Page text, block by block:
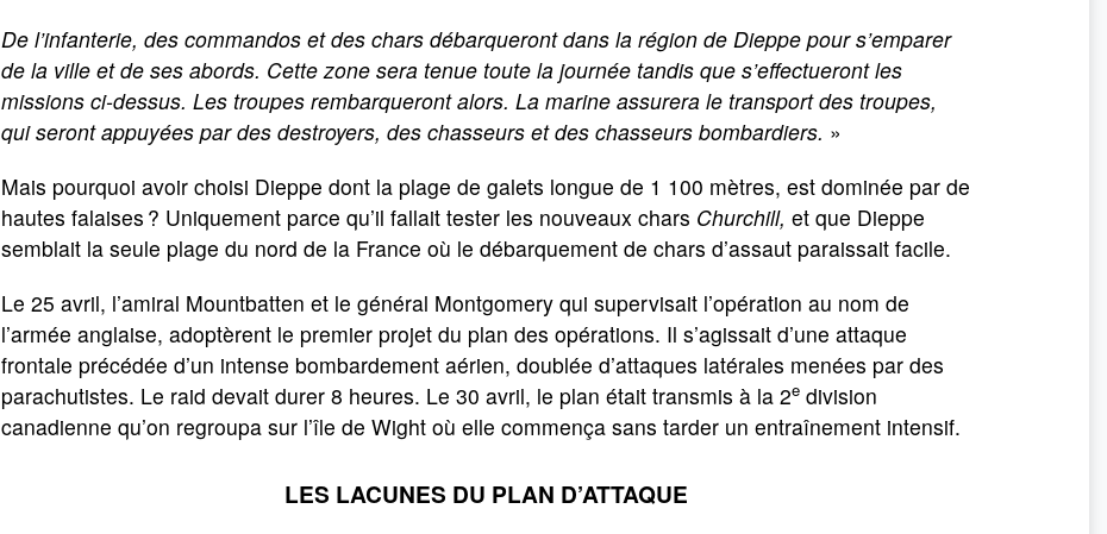
De l’infanterie, des commandos et des chars débarqueront dans la région de Dieppe pour s’emparer
de la ville et de ses abords. Cette zone sera tenue toute la journée tandis que s’effectueront les
missions ci-dessus. Les troupes rembarqueront alors. La marine assurera le transport des troupes,
qui seront appuyées par des destroyers, des chasseurs et des chasseurs bombardiers. »
Mais pourquoi avoir choisi Dieppe dont la plage de galets longue de 1 100 mètres, est dominée par de
hautes falaises ? Uniquement parce qu’il fallait tester les nouveaux chars Churchill, et que Dieppe
semblait la seule plage du nord de la France où le débarquement de chars d’assaut paraissait facile.
Le 25 avril, l’amiral Mountbatten et le général Montgomery qui supervisait l’opération au nom de
l’armée anglaise, adoptèrent le premier projet du plan des opérations. Il s’agissait d’une attaque
frontale précédée d’un intense bombardement aérien, doublée d’attaques latérales menées par des
parachutistes. Le raid devait durer 8 heures. Le 30 avril, le plan était transmis à la 2e division
canadienne qu’on regroupa sur l’île de Wight où elle commença sans tarder un entraînement intensif.
LES LACUNES DU PLAN D’ATTAQUE